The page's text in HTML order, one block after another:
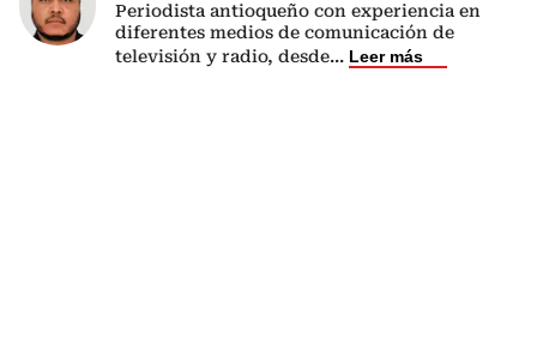
Periodista antioqueño con experiencia en
diferentes medios de comunicación de
televisión y radio, desde... Leer más